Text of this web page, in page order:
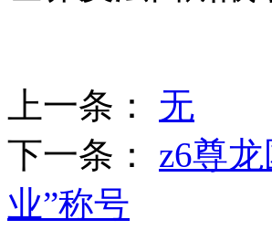
上一条 ：
无
下一条 ：
z6尊
业”称号